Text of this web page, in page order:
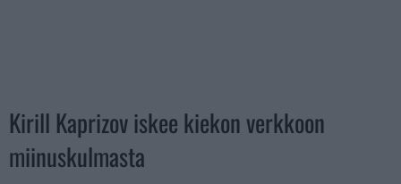
Kirill Kaprizov iskee kiekon verkkoon
miinuskulmasta